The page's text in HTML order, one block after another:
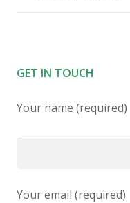
GET IN TOUCH
Your name (required)
Your email (required)